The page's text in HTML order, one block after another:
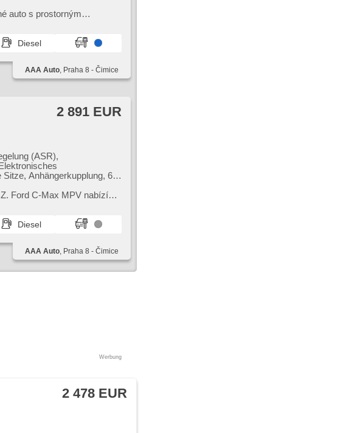
auto s prostorným
Diesel
AAA Auto, Praha 8 - Čimice
2 891 EUR
(ASR),
Anhängerkupplung, 6x
Ford C​-Max MPV nabízí
Diesel
AAA Auto, Praha 8 - Čimice
Werbung
2 478 EUR